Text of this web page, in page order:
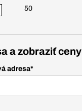
50
a zobraziť ceny
adresa*